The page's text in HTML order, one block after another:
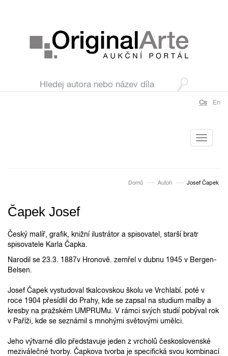
Cs En
Toggle
Domů Autoři Josef Čapek
Čapek Josef
Český malíř, grafik, knižní ilustrátor a spisovatel, starší bratr
spisovatele Karla Čapka.
Narodil se 23.3. 1887v Hronově. zemřel v dubnu 1945 v Bergen-
Belsen.
Josef Čapek vystudoval tkalcovskou školu ve Vrchlabí. poté v
roce 1904 přesídlil do Prahy, kde se zapsal na studium malby a
kresby na pražském UMPRUMu. V rámci svých studií pobýval rok
v Paříži, kde se seznámil s mnohými světovými umělci.
Jeho výtvarné dílo představuje jeden z vrcholů československé
meziválečné tvorby. Čapkova tvorba je specifická svou kombinací